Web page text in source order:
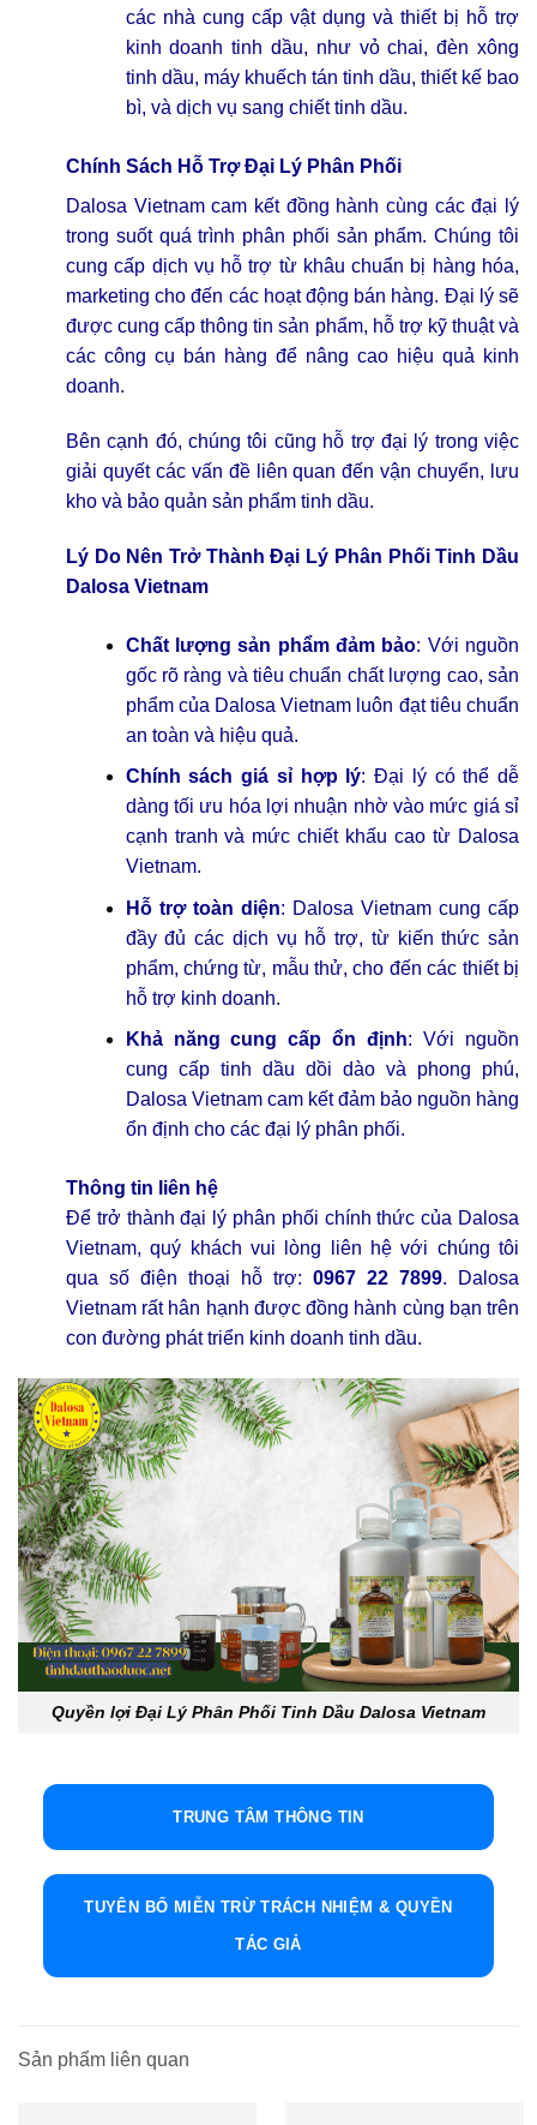
các nhà cung cấp vật dụng và thiết bị hỗ trợ
kinh doanh tinh dầu, như vỏ chai, đèn xông
tinh dầu, máy khuếch tán tinh dầu, thiết kế bao
bì, và dịch vụ sang chiết tinh dầu.
Chính Sách Hỗ Trợ Đại Lý Phân Phối
Dalosa Vietnam cam kết đồng hành cùng các đại lý
trong suốt quá trình phân phối sản phẩm. Chúng tôi
cung cấp dịch vụ hỗ trợ từ khâu chuẩn bị hàng hóa,
marketing cho đến các hoạt động bán hàng. Đại lý sẽ
được cung cấp thông tin sản phẩm, hỗ trợ kỹ thuật và
các công cụ bán hàng để nâng cao hiệu quả kinh
doanh.
Bên cạnh đó, chúng tôi cũng hỗ trợ đại lý trong việc
giải quyết các vấn đề liên quan đến vận chuyển, lưu
kho và bảo quản sản phẩm tinh dầu.
Lý Do Nên Trở Thành Đại Lý Phân Phối Tinh Dầu
Dalosa Vietnam
Chất lượng sản phẩm đảm bảo: Với nguồn
gốc rõ ràng và tiêu chuẩn chất lượng cao, sản
phẩm của Dalosa Vietnam luôn đạt tiêu chuẩn
an toàn và hiệu quả.
Chính sách giá sỉ hợp lý: Đại lý có thể dễ
dàng tối ưu hóa lợi nhuận nhờ vào mức giá sỉ
cạnh tranh và mức chiết khấu cao từ Dalosa
Vietnam.
Hỗ trợ toàn diện: Dalosa Vietnam cung cấp
đầy đủ các dịch vụ hỗ trợ, từ kiến thức sản
phẩm, chứng từ, mẫu thử, cho đến các thiết bị
hỗ trợ kinh doanh.
Khả năng cung cấp ổn định: Với nguồn
cung cấp tinh dầu dồi dào và phong phú,
Dalosa Vietnam cam kết đảm bảo nguồn hàng
ổn định cho các đại lý phân phối.
Thông tin liên hệ
Để trở thành đại lý phân phối chính thức của Dalosa
Vietnam, quý khách vui lòng liên hệ với chúng tôi
qua số điện thoại hỗ trợ: 0967 22 7899. Dalosa
Vietnam rất hân hạnh được đồng hành cùng bạn trên
con đường phát triển kinh doanh tinh dầu.
Quyền lợi Đại Lý Phân Phối Tinh Dầu Dalosa Vietnam
TRUNG TÂM THÔNG TIN
TUYÊN BỐ MIỄN TRỪ TRÁCH NHIỆM & QUYỀN
TÁC GIẢ
Sản phẩm liên quan